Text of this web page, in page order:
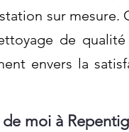
sur
de
envers la
moi à